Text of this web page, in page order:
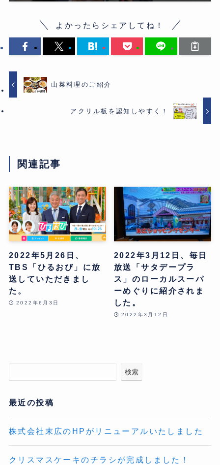
よかったらシェアしてね！
山菜料理のご紹介
アクリル板を認知しやすく！
関連記事
2022年5月26日、
TBS「ひるおび」に放
送していただきまし
た。
2022年6月3日
2022年3月12日、毎日
放送「サタデープラ
ス」のローカルスーパ
ーめぐりに紹介されま
した。
2022年3月12日
検索
最近の投稿
株式会社末広のHPがリニューアルいたしました
クリスマスケーキのチラシが完成しました！